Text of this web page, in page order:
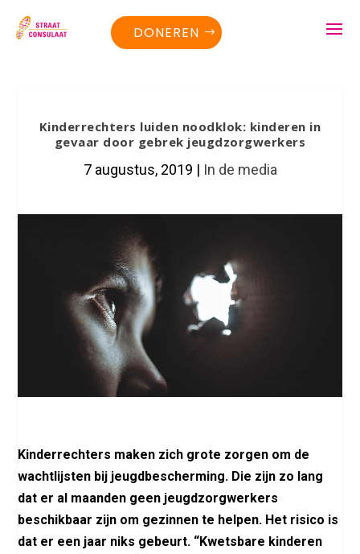
DONEREN
Kinderrechters luiden noodklok: kinderen in
gevaar door gebrek jeugdzorgwerkers
7 augustus, 2019 | In de media
Kinderrechters maken zich grote zorgen om de
wachtlijsten bij jeugdbescherming. Die zijn zo lang
dat er al maanden geen jeugdzorgwerkers
beschikbaar zijn om gezinnen te helpen. Het risico is
dat er een jaar niks gebeurt. “Kwetsbare kinderen